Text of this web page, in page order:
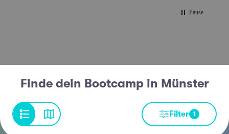
Pause
Finde dein Bootcamp in Münster
Filter 1